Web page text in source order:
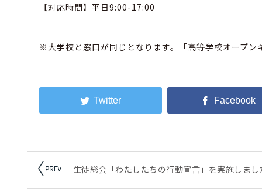
【対応時間】平日9:00-17:00
※大学校と窓口が同じとなります。「高等学校オープ
生徒総会「わたしたちの行動宣言」を実施しまし